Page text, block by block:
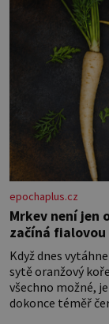
epochaplus.cz
Mrkev není jen
začíná fialovou
Když dnes
sytě oranžový
všechno možné,
dokonce téměř